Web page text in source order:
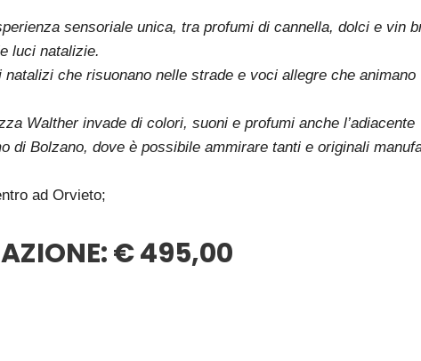
sensoriale unica, tra profumi di cannella, dolci e vin
luci natalizie.
che risuonano nelle strade e voci allegre che animano
Walther invade di colori, suoni e profumi anche l’adiacente
di Bolzano, dove è possibile ammirare tanti e originali
ad Orvieto;
€ 495,00